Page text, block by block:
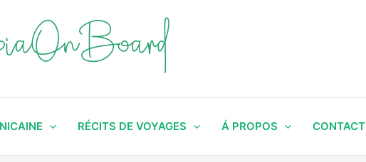
RÉCITS DE VOYAGES Á PROPOS CONTACT